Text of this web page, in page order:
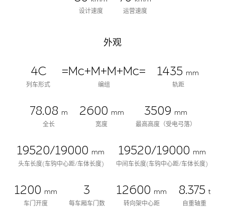
设计速度
运营速度
外观
4C
列车形式
=Mc+M+M+Mc=
编组
1435 mm
轨距
78.08 m
全长
2600 mm
宽度
3509 mm
最高高度（受电弓落）
19520/19000 mm
头车长度(车钩中心距/车体长度)
19520/19000 mm
中间车长度(车钩中心距/车体长度)
1200 mm
车门开度
3
每车厢车门数
12600 mm
转向架中心距
8.375 t
自重轴重